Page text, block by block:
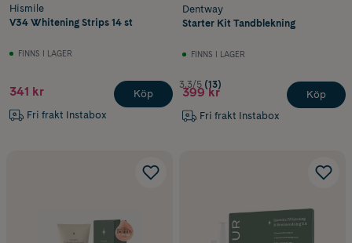
Hismile
V34 Whitening Strips 14 st
FINNS I LAGER
341 kr
Fri frakt Instabox
Köp
Dentway
Starter Kit Tandblekning
FINNS I LAGER
3.3/5 (13)
399 kr
Fri frakt Instabox
Köp